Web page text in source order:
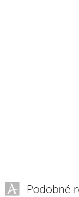
Podobné